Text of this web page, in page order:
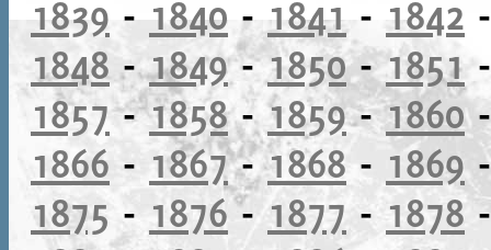
1839 - 1840 - 1841 - 1842
1848-1849-1850-1851
1857-1858-1859-1860
1866 - 1867-1868 - 1869
1875 - 1876- 1877-1878